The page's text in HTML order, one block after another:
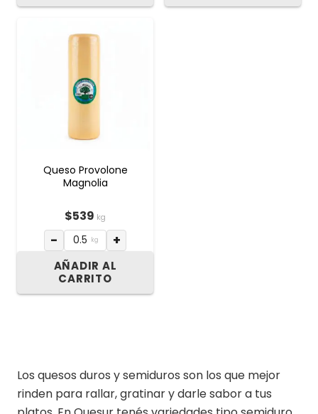
Queso Provolone
Magnolia
$539 kg
− kg +
AÑADIR AL
CARRITO
Los quesos duros y semiduros son los que mejor
rinden para rallar, gratinar y darle sabor a tus